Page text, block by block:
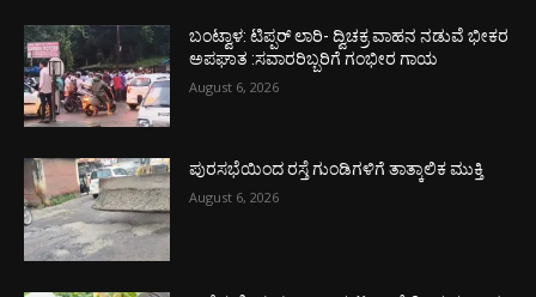
ಬಂಟ್ವಾಳ: ಟಿಪ್ಪರ್ ಲಾರಿ- ದ್ವಿಚಕ್ರ ವಾಹನ ನಡುವೆ ಭೀಕರ
ಅಪಘಾತ :ಸವಾರರಿಬ್ಬರಿಗೆ ಗಂಭೀರ ಗಾಯ
August 6, 2026
ಪುರಸಭೆಯಿಂದ ರಸ್ತೆ ಗುಂಡಿಗಳಿಗೆ ತಾತ್ಕಾಲಿಕ ಮುಕ್ತಿ
August 6, 2026